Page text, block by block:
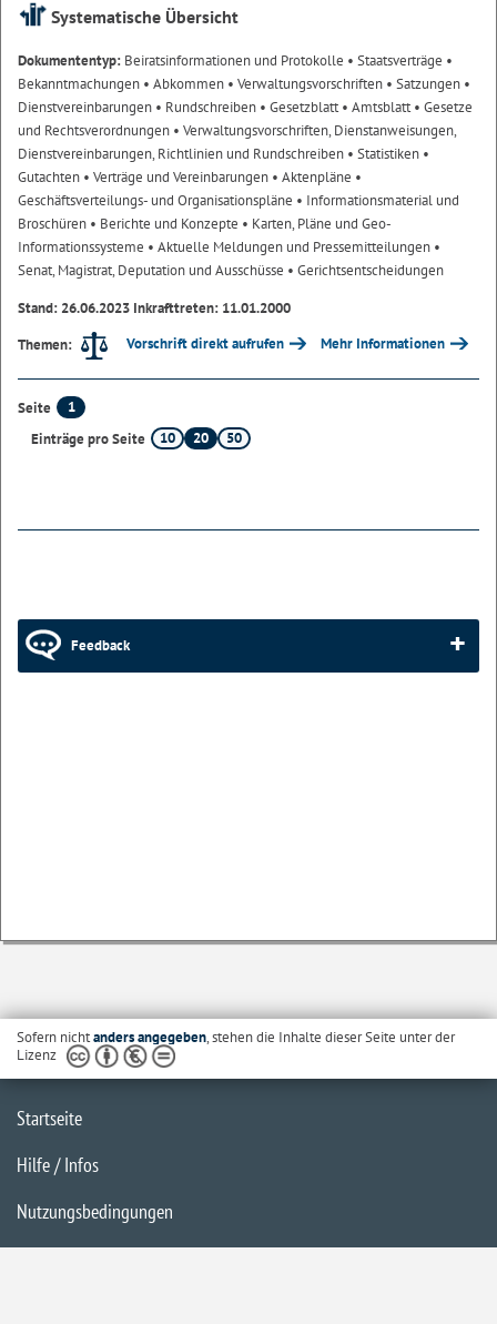
Systematische Übersicht
Dokumententyp: Beiratsinformationen und Protokolle • Staatsverträge •
Bekanntmachungen • Abkommen • Verwaltungsvorschriften • Satzungen •
Dienstvereinbarungen • Rundschreiben • Gesetzblatt• Amtsblatt• Gesetze
und Rechtsverordnungen • Verwaltungsvorschriften, Dienstanweisungen,
Dienstvereinbarungen, Richtlinien und Rundschreiben • Statistiken •
Gutachten • Verträge und Vereinbarungen • Aktenpläne •
Geschäftsverteilungs- und Organisationspläne • Informationsmaterial und
Broschüren • Berichte und Konzepte • Karten, Pläne und Geo-
Informationssysteme • Aktuelle Meldungen und Pressemitteilungen •
Senat, Magistrat, Deputation und Ausschüsse • Gerichtsentscheidungen
Stand: 26.06.2023 Inkrafttreten: 11.01.2000
Themen:
Vorschrift direkt aufrufen Mehr Informationen
Seite
1
Einträge pro Seite
10 20 50
Feedback
Sofern nichtanders angegeben, stehen die Inhalte dieser Seite unter der
Lizenz
Startseite
Hilfe / Infos
Nutzungsbedingungen